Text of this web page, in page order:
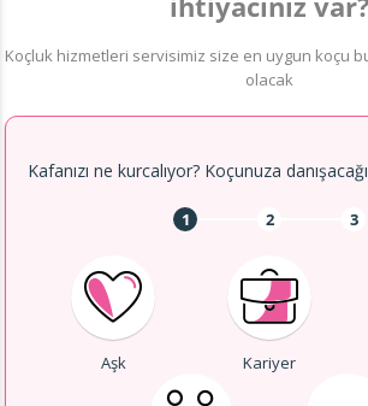
Koçluk hizmetleri servisimiz size en uygun koçu
olacak
Kafanızı ne kurcalıyor? Koçunuza
1 2 3
Aşk Kariyer